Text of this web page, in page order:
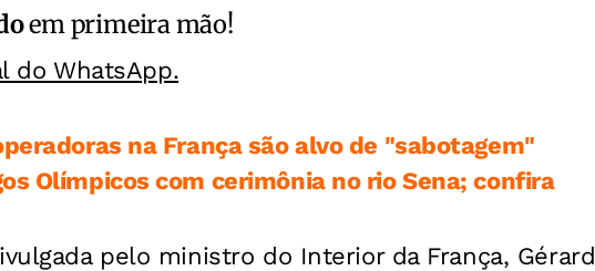
em primeira mão!
do WhatsApp.
na França são alvo de "sabotagem"
Olímpicos com cerimônia no rio Sena; confira
pelo ministro do Interior da França, Gérard